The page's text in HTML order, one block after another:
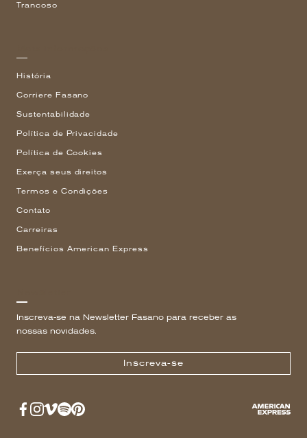
Trancoso
História
Corriere Fasano
Sustentabilidade
Política de Privacidade
Política de Cookies
Exerça seus direitos
Termos e Condições
Contato
Carreiras
Benefícios American Express
Inscreva-se na Newsletter Fasano para receber as
nossas novidades.
Inscreva-se